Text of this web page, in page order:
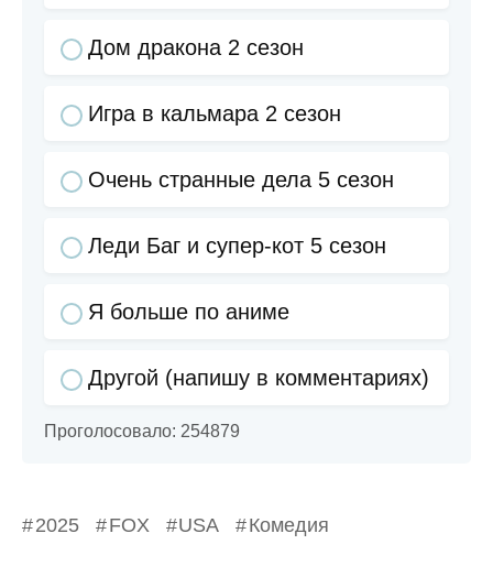
Дом дракона 2 сезон
Игра в кальмара 2 сезон
Очень странные дела 5 сезон
Леди Баг и супер-кот 5 сезон
Я больше по аниме
Другой (напишу в комментариях)
Проголосовало: 254879
2025 FOX USA Комедия